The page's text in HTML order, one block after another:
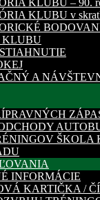
KLUBU v
KLUBU
A
ŠKOLA
INFORMÁCIE
KARTIČKA /